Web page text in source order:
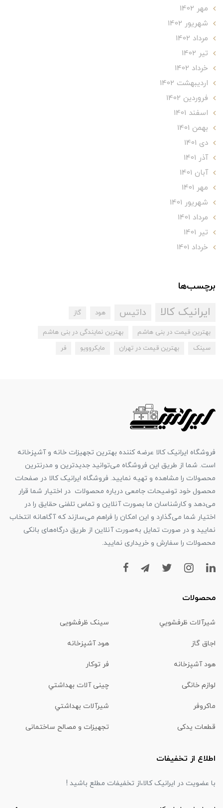
مهر 1402
شهریور 1402
مرداد 1402
تير 1402
خرداد 1402
ارديبهشت 1402
فروردین 1402
اسفند 1401
بهمن 1401
دی 1401
آذر 1401
آبان 1401
مهر 1401
شهریور 1401
مرداد 1401
تير 1401
خرداد 1401
برچسب‌ها
ایرانیک کالا داتیس هود گاز
بهترین قیمت در بنی هاشم
بهترین نمایندگی در بنی هاشم
سینک
بهترین قیمت در تهران مایکروویو فر
فروشگاه ایرانیک کالا عرضه کننده بهترین تجهیزات خانه و آشپزخانه
است. شما از طریق این فروشگاه می‌توانید جدیدترین و مدرنترین
محصولات را مشاهده و تهیه نمایید. فروشگاه ایرانیک کالا در صفحات
محصول خود توضیحات جامعی درباره محصولات در اختیار شما قرار
می‌دهد و کارشناسان ما بصورت آنلاین و تماس تلفنی حقایق را در
اختیار شما می‌گذارد و این امکان را فراهم می‌سازند که آگاهانه انتخاب
نمایید و در صورت تمایل به‌صورت آنلاین از طریق درگاه‌های بانکی
محصولات را سفارش و خریداری نمایید.
محصولات
شیرآلات ظرفشويي سینک ظرفشویی
اجاق گاز هود آشپزخانه
هود آشپزخانه فر توکار
لوازم خانگی چینی آلات بهداشتي
ماكروفر شیرآلات بهداشتي
قطعات یدکی تجهیزات و مصالح ساختمانی
اطلاع از تخفیفات
با عضویت در ایرانیک کالا،از تخفیفات مطلع باشید !